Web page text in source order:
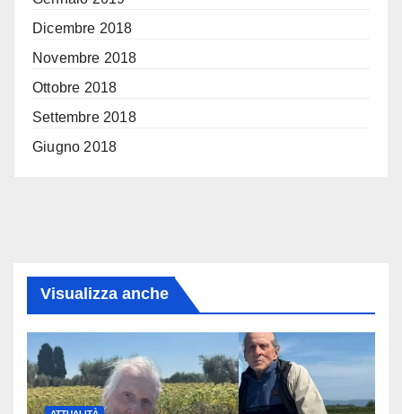
Dicembre 2018
Novembre 2018
Ottobre 2018
Settembre 2018
Giugno 2018
Visualizza anche